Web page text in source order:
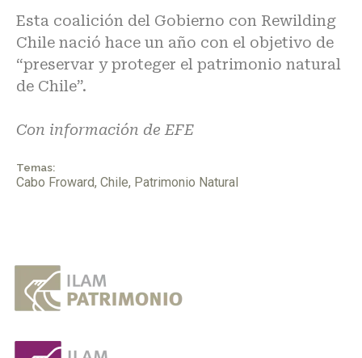
Esta coalición del Gobierno con Rewilding
Chile nació hace un año con el objetivo de
“preservar y proteger el patrimonio natural
de Chile”.
Con información de EFE
Temas:
Cabo Froward, Chile, Patrimonio Natural